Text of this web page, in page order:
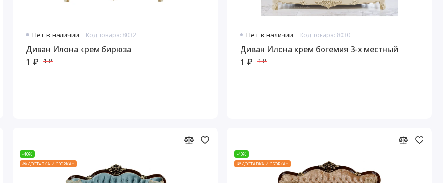
Нет в наличии Код товара: 8032
Диван Илона крем бирюза
1 ₽ 1 ₽
Нет в наличии Код товара: 8030
Диван Илона крем богемия 3-х местный
1 ₽ 1 ₽
-40%
🎁 ДОСТАВКА И СБОРКА*
-40%
🎁 ДОСТАВКА И СБОРКА*